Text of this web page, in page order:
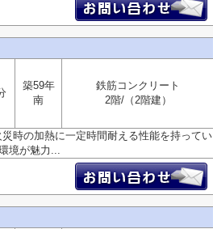
築59年
南
鉄筋コンクリート
2階/（2階建）
時の加熱に一定時間耐える性能を持ってい
境が魅力...